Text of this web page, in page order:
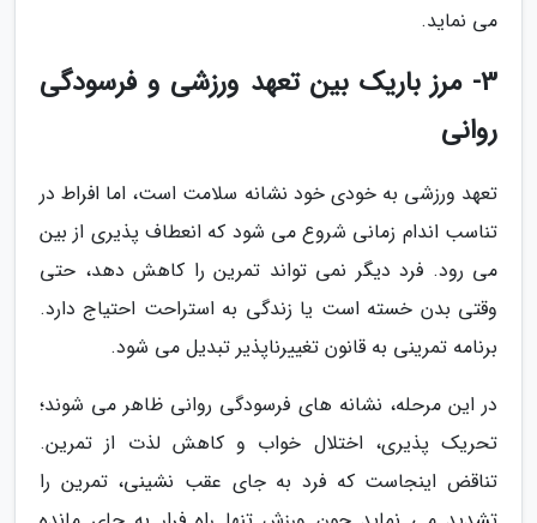
می نماید.
3- مرز باریک بین تعهد ورزشی و فرسودگی
روانی
تعهد ورزشی به خودی خود نشانه سلامت است، اما افراط در
تناسب اندام زمانی شروع می شود که انعطاف پذیری از بین
می رود. فرد دیگر نمی تواند تمرین را کاهش دهد، حتی
وقتی بدن خسته است یا زندگی به استراحت احتیاج دارد.
برنامه تمرینی به قانون تغییرناپذیر تبدیل می شود.
در این مرحله، نشانه های فرسودگی روانی ظاهر می شوند؛
تحریک پذیری، اختلال خواب و کاهش لذت از تمرین.
تناقض اینجاست که فرد به جای عقب نشینی، تمرین را